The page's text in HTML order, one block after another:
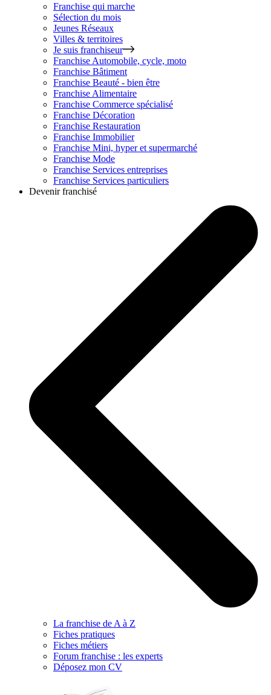
Franchise qui marche
Sélection du mois
Jeunes Réseaux
Villes & territoires
Je suis franchiseur
Franchise Automobile, cycle, moto
Franchise Bâtiment
Franchise Beauté - bien être
Franchise Alimentaire
Franchise Commerce spécialisé
Franchise Décoration
Franchise Restauration
Franchise Immobilier
Franchise Mini, hyper et supermarché
Franchise Mode
Franchise Services entreprises
Franchise Services particuliers
Devenir franchisé
La franchise de A à Z
Fiches pratiques
Fiches métiers
Forum franchise : les experts
Déposez mon CV